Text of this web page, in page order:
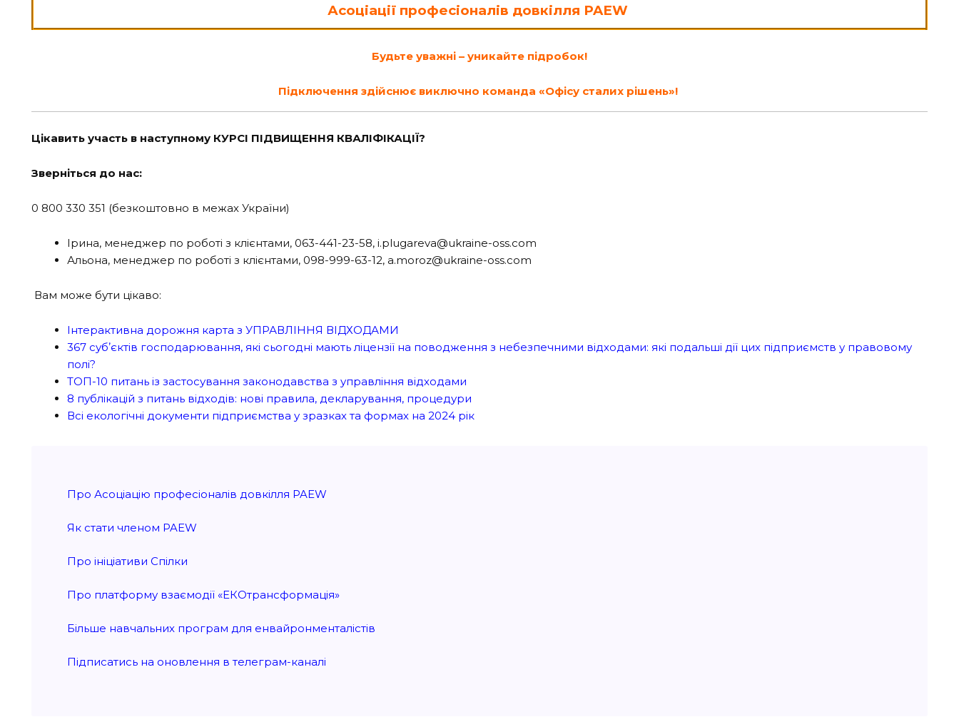
Асоціації професіоналів довкілля PAEW
Будьте уважні – уникайте підробок!
Підключення здійснює виключно команда «Офісу сталих рішень»!
Цікавить участь в наступному КУРСІ ПІДВИЩЕННЯ КВАЛІФІКАЦІЇ?
Зверніться до нас:
0 800 330 351 (безкоштовно в межах України)
Ірина, менеджер по роботі з клієнтами, 063-441-23-58, i.plugareva@ukraine-oss.com
Альона, менеджер по роботі з клієнтами, 098-999-63-12, a.moroz@ukraine-oss.com
Вам може бути цікаво:
Інтерактивна дорожня карта з УПРАВЛІННЯ ВІДХОДАМИ
367 субʼєктів господарювання, які сьогодні мають ліцензії на поводження з небезпечними відходами: які подальші дії цих підприємств у правовому
полі?
ТОП-10 питань із застосування законодавства з управління відходами
8 публікацій з питань відходів: нові правила, декларування, процедури
Всі екологічні документи підприємства у зразках та формах на 2024 рік
Про Асоціацію професіоналів довкілля PAEW
Як стати членом PAEW
Про ініціативи Спілки
Про платформу взаємодії «ЕКОтрансформація»
Більше навчальних програм для енвайронменталістів
Підписатись на оновлення в телеграм-каналі